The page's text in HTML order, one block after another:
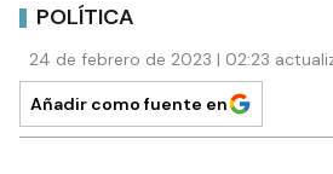
POLÍTICA
24 de febrero de 2023 | 02:23
Añadir como fuente en